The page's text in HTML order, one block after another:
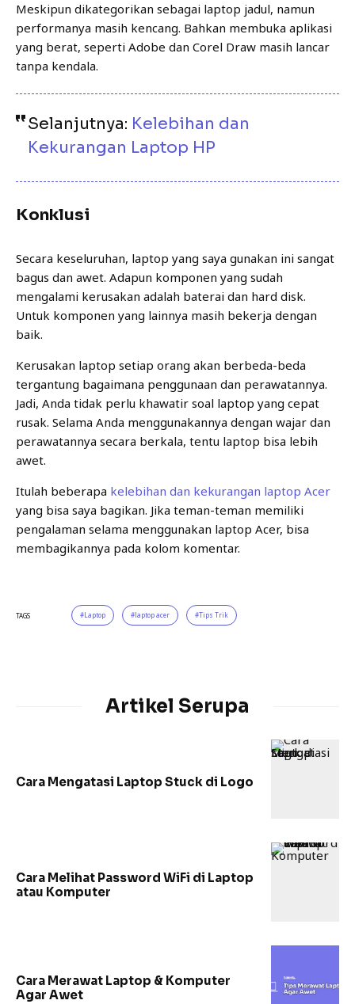
Meskipun dikategorikan sebagai laptop jadul, namun
performanya masih kencang. Bahkan membuka aplikasi
yang berat, seperti Adobe dan Corel Draw masih lancar
tanpa kendala.
Selanjutnya: Kelebihan dan
Kekurangan Laptop HP
Konklusi
Secara keseluruhan, laptop yang saya gunakan ini sangat
bagus dan awet. Adapun komponen yang sudah
mengalami kerusakan adalah baterai dan hard disk.
Untuk komponen yang lainnya masih bekerja dengan
baik.
Kerusakan laptop setiap orang akan berbeda-beda
tergantung bagaimana penggunaan dan perawatannya.
Jadi, Anda tidak perlu khawatir soal laptop yang cepat
rusak. Selama Anda menggunakannya dengan wajar dan
perawatannya secara berkala, tentu laptop bisa lebih
awet.
Itulah beberapa kelebihan dan kekurangan laptop Acer
yang bisa saya bagikan. Jika teman-teman memiliki
pengalaman selama menggunakan laptop Acer, bisa
membagikannya pada kolom komentar.
TAGS Laptop laptop acer Tips Trik
Artikel Serupa
Cara Mengatasi Laptop Stuck di Logo
Cara Melihat Password WiFi di Laptop
atau Komputer
Cara Merawat Laptop & Komputer
Agar Awet